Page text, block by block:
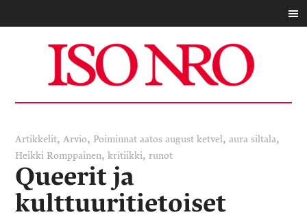
Artikkelit,Arvio, Poiminnat aatos august ketvel,aura siltala,
Heikki Romppainen,kritiikki,runot
Queerit ja
kulttuuritietoiset